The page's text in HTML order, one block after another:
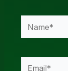
Name*
Email*